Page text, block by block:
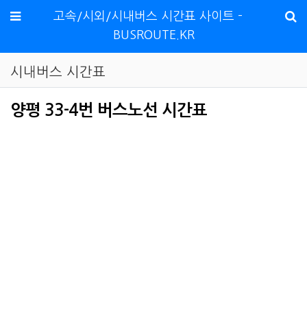
메뉴
고속/시외/시내버스 시간표 사이트 -
BUSROUTE.KR
시내버스 시간표
양평 33-4번 버스노선 시간표